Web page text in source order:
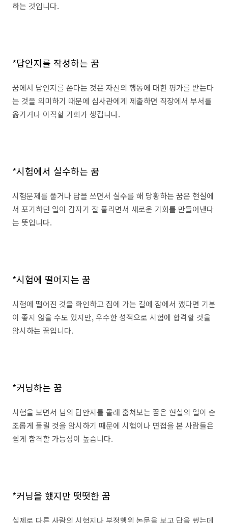
하는 것입니다.
*답안지를 작성하는 꿈
꿈에서 답안지를 쓴다는 것은 자신의 행동에 대한 평가를 받는다
는 것을 의미하기 때문에 심사관에게 제출하면 직장에서 부서를
옮기거나 이직할 기회가 생깁니다.
*시험에서 실수하는 꿈
시험문제를 풀거나 답을 쓰면서 실수를 해 당황하는 꿈은 현실에
서 포기하던 일이 갑자기 잘 풀리면서 새로운 기회를 만들어낸다
는 뜻입니다.
*시험에 떨어지는 꿈
시험에 떨어진 것을 확인하고 집에 가는 길에 잠에서 깼다면 기분
이 좋지 않을 수도 있지만, 우수한 성적으로 시험에 합격할 것을
암시하는 꿈입니다.
*커닝하는 꿈
시험을 보면서 남의 답안지를 몰래 훔쳐보는 꿈은 현실의 일이 순
조롭게 풀릴 것을 암시하기 때문에 시험이나 면접을 본 사람들은
쉽게 합격할 가능성이 높습니다.
*커닝을 했지만 떳떳한 꿈
실제로 다른 사람의 시험지나 부정행위 논문을 보고 답을 썼는데